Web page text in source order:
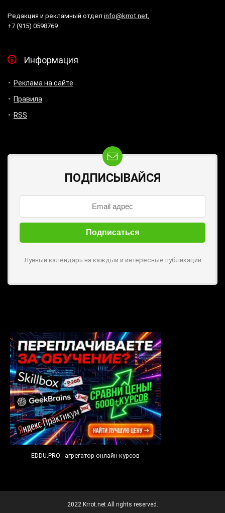
Редакция и рекламный отдел info@krrot.net
+7 (915) 0598769
Информация
Реклама на сайте
Правила
RSS
ПОДПИСЫВАЙСЯ
Лунный календарь на каждый и интересные публикации
EDDU.PRO - агрегатор онлайн-курсов
2022 Krrot.net All rights reserved.